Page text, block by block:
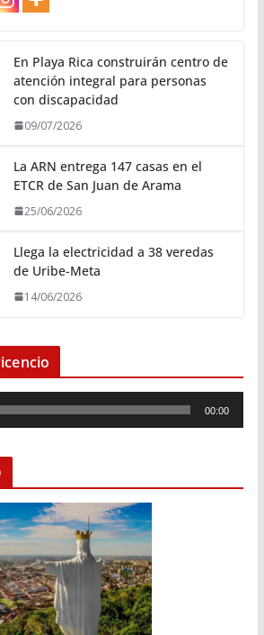
En Playa Rica construirán centro de
atención integral para personas
con discapacidad
09/07/2026
La ARN entrega 147 casas en el
ETCR de San Juan de Arama
25/06/2026
Llega la electricidad a 38 veredas
de Uribe-Meta
14/06/2026
00:00